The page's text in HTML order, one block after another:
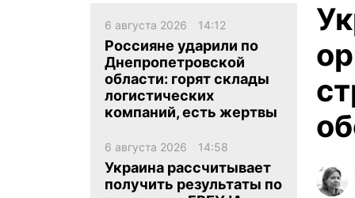
6 августа 2026 14:12
Россияне ударили по
Днепропетровской
области: горят склады
логистических
компаний, есть жертвы
6 августа 2026 14:58
Украина рассчитывает
получить результаты по